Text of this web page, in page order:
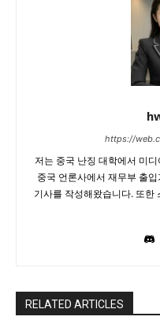
https://
저는 중국 난징 대학에서 미
중국 언론사에서 재무부 출
기사를 작성해왔습니다. 또한
RELATED ARTICLES